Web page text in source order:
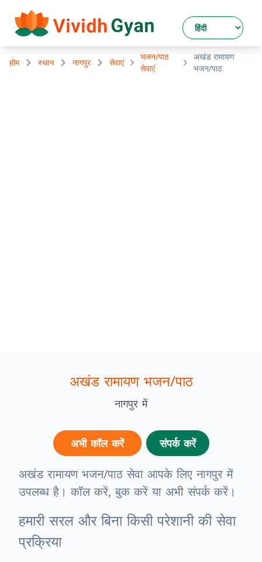
होम स्थान नागपुर सेवाएं
भजन/पाठ
सेवाएं
अखंड रामायण
भजन/पाठ
अखंड रामायण भजन/पाठ
नागपुर में
अभी कॉल करें संपर्क करें
अखंड रामायण भजन/पाठ सेवा आपके लिए नागपुर में
उपलब्ध है। कॉल करें, बुक करें या अभी संपर्क करें।
हमारी सरल और बिना किसी परेशानी की सेवा
प्रक्रिया